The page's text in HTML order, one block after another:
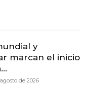
y
marcan el inicio
de 2026